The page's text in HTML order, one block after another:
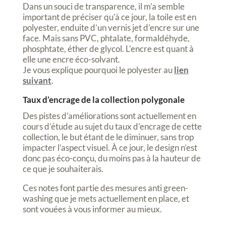
Dans un souci de transparence, il m’a semble
important de préciser qu’à ce jour, la toile est en
polyester, enduite d’un vernis jet d’encre sur une
face. Mais sans PVC, phtalate, formaldéhyde,
phosphtate, éther de glycol. L’encre est quant à
elle une encre éco-solvant.
Je vous explique pourquoi le polyester aulien
suivant.
Taux d’encrage de la collection polygonale
Des pistes d’améliorations sont actuellement en
cours d’étude au sujet du taux d’encrage de cette
collection, le but étant de le diminuer, sans trop
impacter l’aspect visuel. À ce jour, le design n’est
donc pas éco-conçu, du moins pas à la hauteur de
ce que je souhaiterais.
Ces notes font partie des mesures anti green-
washing que je mets actuellement en place, et
sont vouées à vous informer au mieux.